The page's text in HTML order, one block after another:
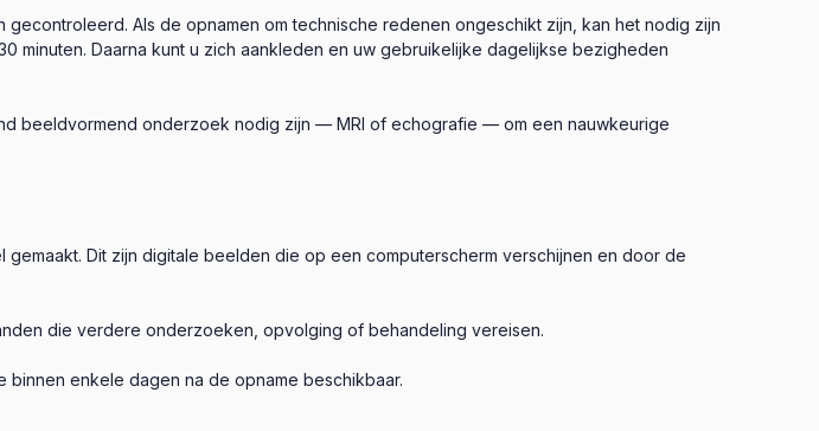
Als de opnamen om technische redenen ongeschikt zijn, kan het nodig zijn
minuten. Daarna kunt u zich aankleden en uw gebruikelijke dagelijkse bezigheden
beeldvormend onderzoek nodig zijn — MRI of echografie — om een nauwkeurige
Dit zijn digitale beelden die op een computerscherm verschijnen en door de
die verdere onderzoeken, opvolging of behandeling vereisen.
enkele dagen na de opname beschikbaar.